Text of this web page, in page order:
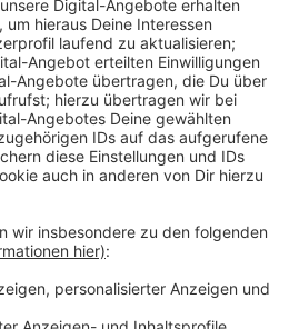
so hoch sind, haben die
ab dem 04. September als
Ab Montag, den 06.
müssen wir dann bei der
vorzeigen können:
alt, maximal 180 Tage alt